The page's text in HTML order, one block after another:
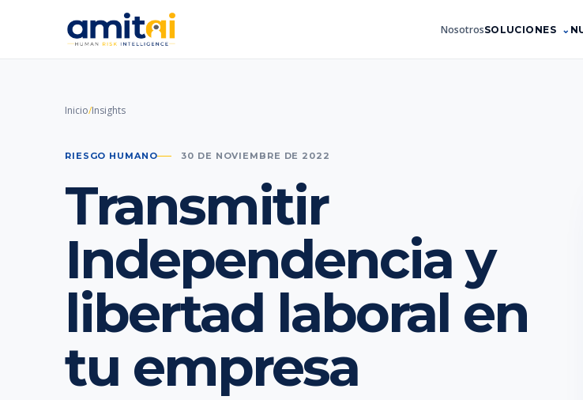
NosotrosSOLUCIONES
Inicio/Insights
RIESGO HUMANO 30 DE NOVIEMBRE DE 2022
Transmitir
Independencia y
libertad laboral en
tu empresa